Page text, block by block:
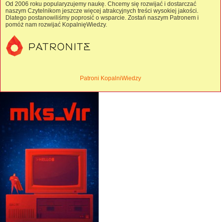
Od 2006 roku popularyzujemy naukę. Chcemy się rozwijać i dostarczać
naszym Czytelnikom jeszcze więcej atrakcyjnych treści wysokiej jakości.
Dlatego postanowiliśmy poprosić o wsparcie. Zostań naszym Patronem i
pomóż nam rozwijać KopalnięWiedzy.
Patroni KopalniWiedzy